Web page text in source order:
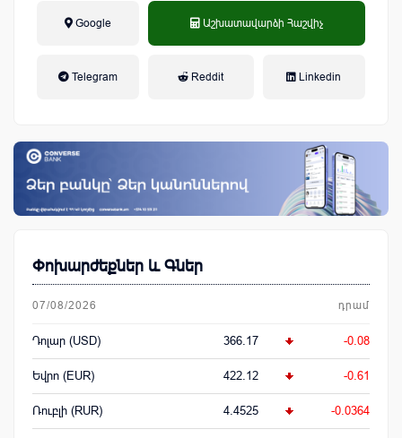
Google Աշխատավարձի Հաշվիչ
Telegram Reddit Linkedin
Փոխարժեքներ և Գներ
07/08/2026 դրամ
Դոլար (USD) 366.17 -0.08
Եվրո (EUR) 422.12 -0.61
Ռուբլի (RUR) 4.4525 -0.0364